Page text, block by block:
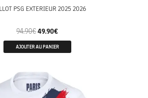
PSG EXTERIEUR 2025 2026
94.90€49.90€
AJOUTER AU PANIER